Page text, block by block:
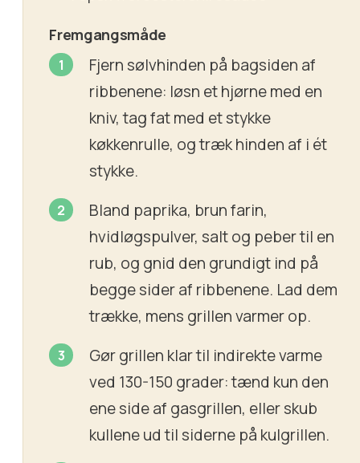
Fremgangsmåde
Fjern sølvhinden på bagsiden af
ribbenene: løsn et hjørne med en
kniv, tag fat med et stykke
køkkenrulle, og træk hinden af i ét
stykke.
Bland paprika, brun farin,
hvidløgspulver, salt og peber til en
rub, og gnid den grundigt ind på
begge sider af ribbenene. Lad dem
trække, mens grillen varmer op.
Gør grillen klar til indirekte varme
ved 130-150 grader: tænd kun den
ene side af gasgrillen, eller skub
kullene ud til siderne på kulgrillen.